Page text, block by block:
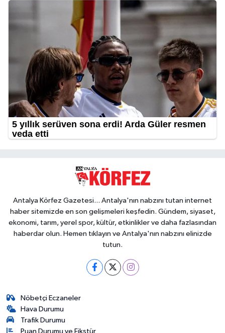
Antalya Körfez Gazetesi... Antalya'nın nabzını tutan internet
haber sitemizde en son gelişmeleri keşfedin. Gündem, siyaset,
ekonomi, tarım, yerel spor, kültür, etkinlikler ve daha fazlasından
haberdar olun. Hemen tıklayın ve Antalya'nın nabzını elinizde
tutun.
Nöbetçi Eczaneler
Hava Durumu
Trafik Durumu
Puan Durumu ve Fikstür